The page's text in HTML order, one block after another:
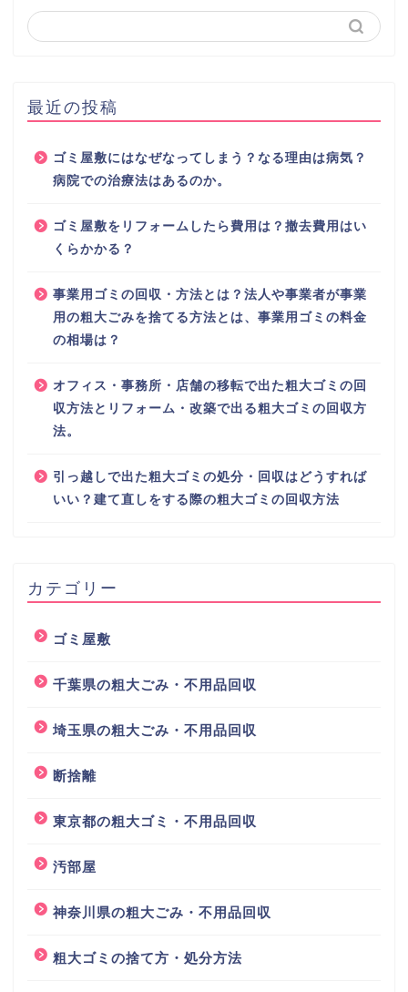
最近の投稿
ゴミ屋敷にはなぜなってしまう？なる理由は病気？
病院での治療法はあるのか。
ゴミ屋敷をリフォームしたら費用は？撤去費用はい
くらかかる？
事業用ゴミの回収・方法とは？法人や事業者が事業
用の粗大ごみを捨てる方法とは、事業用ゴミの料金
の相場は？
オフィス・事務所・店舗の移転で出た粗大ゴミの回
収方法とリフォーム・改築で出る粗大ゴミの回収方
法。
引っ越しで出た粗大ゴミの処分・回収はどうすれば
いい？建て直しをする際の粗大ゴミの回収方法
カテゴリー
ゴミ屋敷
千葉県の粗大ごみ・不用品回収
埼玉県の粗大ごみ・不用品回収
断捨離
東京都の粗大ゴミ・不用品回収
汚部屋
神奈川県の粗大ごみ・不用品回収
粗大ゴミの捨て方・処分方法